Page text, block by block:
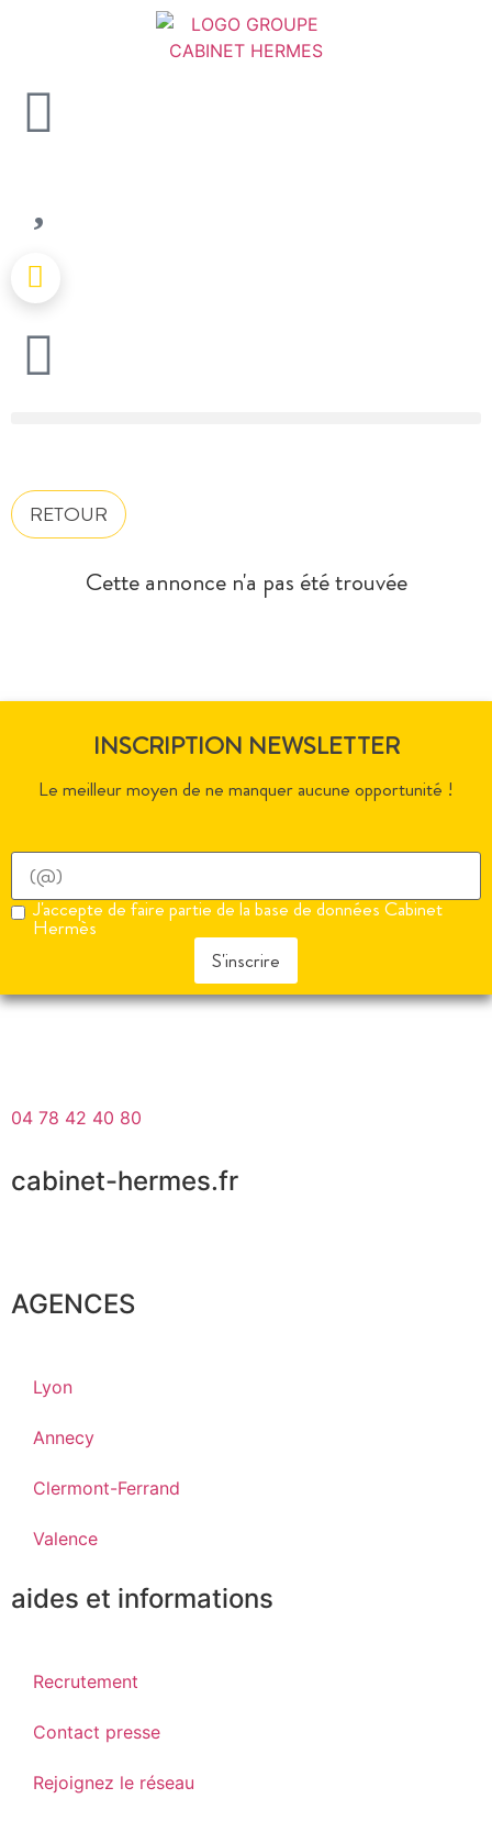
RETOUR
Cette annonce n'a pas été trouvée
INSCRIPTION NEWSLETTER
Le meilleur moyen de ne manquer aucune opportunité !
J'accepte de faire partie de la base de données Cabinet
Hermès
S'inscrire
04 78 42 40 80
cabinet-hermes.fr
AGENCES
Lyon
Annecy
Clermont-Ferrand
Valence
aides et informations
Recrutement
Contact presse
Rejoignez le réseau